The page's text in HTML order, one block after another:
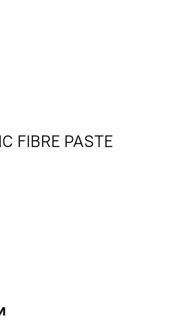
FIBRE PASTE